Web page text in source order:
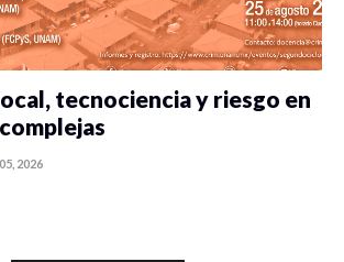
tecnociencia y riesgo en
2026